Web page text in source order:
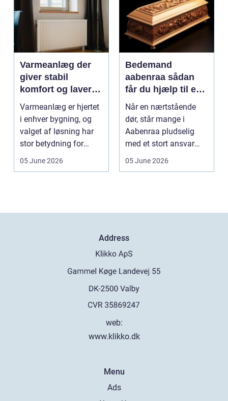
Varmeanlæg der
giver stabil
komfort og lavere
energiregning
Varmeanlæg er hjertet
i enhver bygning, og
valget af løsning har
stor betydning for
b&a...
05 June 2026
Bedemand
aabenraa sådan
får du hjælp til en
værdig afsked
Når en nærtstående
dør, står mange i
Aabenraa pludselig
med et stort ansvar
midt i sorgen.
05 June 2026
Address
web:
www.klikko.dk
Menu
Ads